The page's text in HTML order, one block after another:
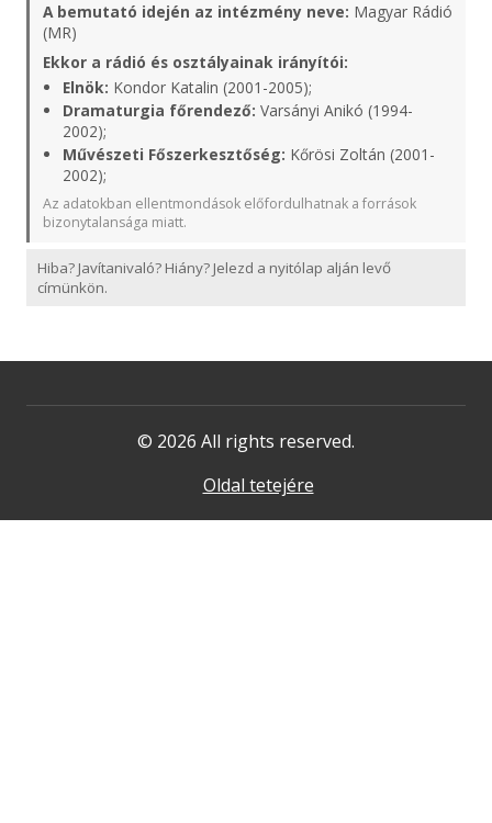
A bemutató idején az intézmény neve: Magyar Rádió
(MR)
Ekkor a rádió és osztályainak irányítói:
Elnök: Kondor Katalin (2001-2005);
Dramaturgia főrendező: Varsányi Anikó (1994-
2002);
Művészeti Főszerkesztőség: Kőrösi Zoltán (2001-
2002);
Az adatokban ellentmondások előfordulhatnak a források
bizonytalansága miatt.
Hiba? Javítanivaló? Hiány? Jelezd a nyitólap alján levő
címünkön.
© 2026 All rights reserved.
Oldal tetejére